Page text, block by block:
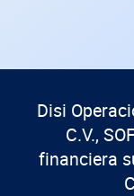
Disi
C.V.,
financiera